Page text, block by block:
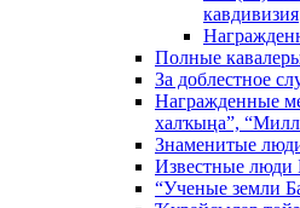
кавдивизия
Полные
За доблестное
Награжденные
халҡыңа”,
Знаменитые
Известные люди
“Ученые земли